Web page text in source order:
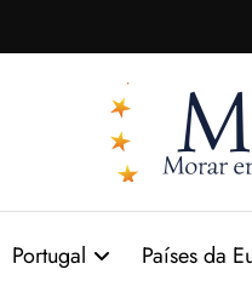
Portugal Países da